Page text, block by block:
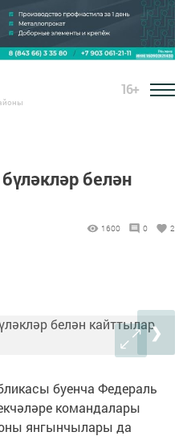
16+
белән
1600 0 2
❯
буенча Федераль
командалары
янгынчылары да